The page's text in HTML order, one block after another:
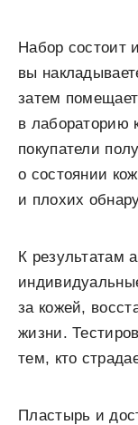
Набор состоит
вы
затем
в лабораторию
покупатели
о состоянии
и плохих
К результатам
за кожей,
жизни.
тем, кто
Пластырь и